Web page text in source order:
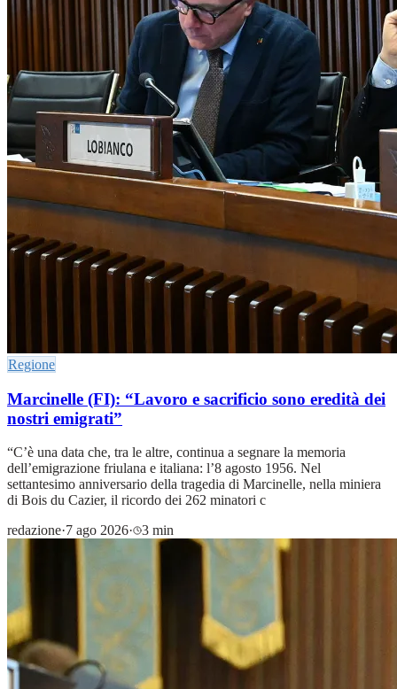
Regione
Marcinelle (FI): “Lavoro e sacrificio sono eredità dei
nostri emigrati”
“C’è una data che, tra le altre, continua a segnare la memoria
dell’emigrazione friulana e italiana: l’8 agosto 1956. Nel
settantesimo anniversario della tragedia di Marcinelle, nella miniera
di Bois du Cazier, il ricordo dei 262 minatori c
redazione·7 ago 2026· 3 min